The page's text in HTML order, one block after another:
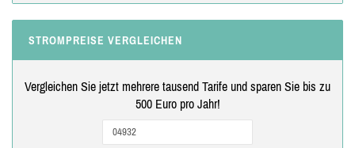
STROMPREISE VERGLEICHEN
Vergleichen Sie jetzt mehrere tausend Tarife und sparen Sie bis zu
500 Euro pro Jahr!